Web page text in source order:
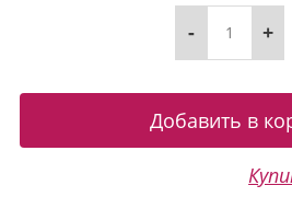
- +